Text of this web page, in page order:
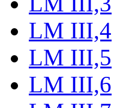
LM III,4
LM III,5
LM III,6